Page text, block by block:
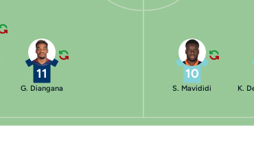
11
G. Diangana K.
10
S. Mavididi